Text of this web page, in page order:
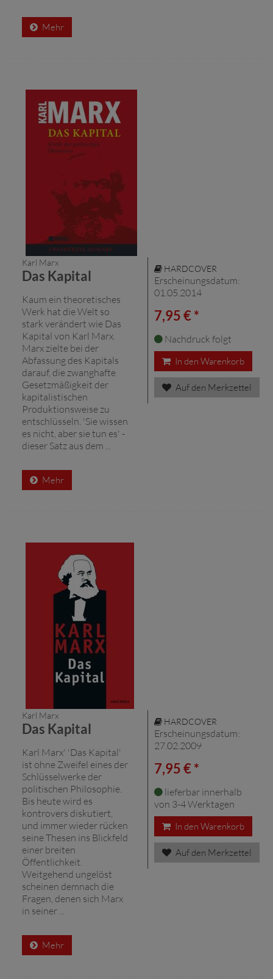
Mehr
Karl Marx
Das Kapital
Kaum ein theoretisches
Werk hat die Welt so
stark verändert wie Das
Kapital von Karl Marx.
Marx zielte bei der
Abfassung des Kapitals
darauf, die zwanghafte
Gesetzmäßigkeit der
kapitalistischen
Produktionsweise zu
entschlüsseln. 'Sie wissen
es nicht, aber sie tun es' -
dieser Satz aus dem ...
Mehr
HARDCOVER
Erscheinungsdatum:
01.05.2014
7,95 € *
Nachdruck folgt
In den Warenkorb
Auf den Merkzettel
Karl Marx
Das Kapital
Karl Marx' 'Das Kapital'
ist ohne Zweifel eines der
Schlüsselwerke der
politischen Philosophie.
Bis heute wird es
kontrovers diskutiert,
und immer wieder rücken
seine Thesen ins Blickfeld
einer breiten
Öffentlichkeit.
Weitgehend ungelöst
scheinen demnach die
Fragen, denen sich Marx
in seiner ...
Mehr
HARDCOVER
Erscheinungsdatum:
27.02.2009
7,95 € *
lieferbar innerhalb
von 3-4 Werktagen
In den Warenkorb
Auf den Merkzettel